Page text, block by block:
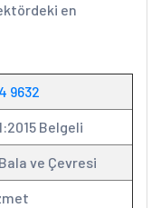
en
9632
Belgeli
ve Çevresi